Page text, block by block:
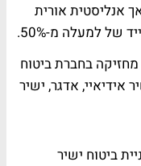
החברה מטפסות היום בכ-14% אך אנליסטית אורית
של למעלה מ-50%.
בחברת ביטוח
אידיאיי, אדגר, ישיר
ביטוח ישיר